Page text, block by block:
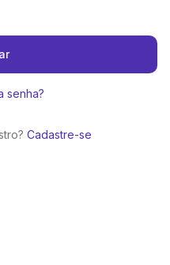
senha?
Cadastre-se